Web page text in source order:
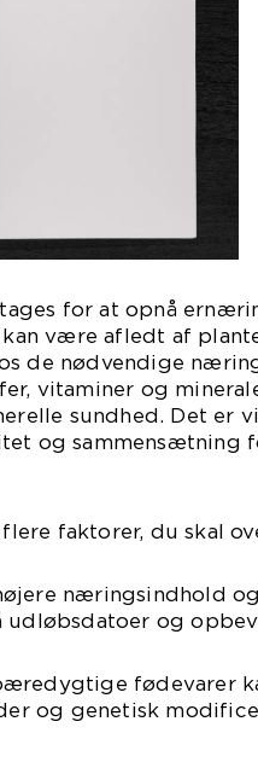
for at opnå
være afledt af
de nødvendige
vitaminer og
sundhed. Det er
og sammensætning
faktorer, du skal
næringsindhold og
og
fødevarer
og genetisk